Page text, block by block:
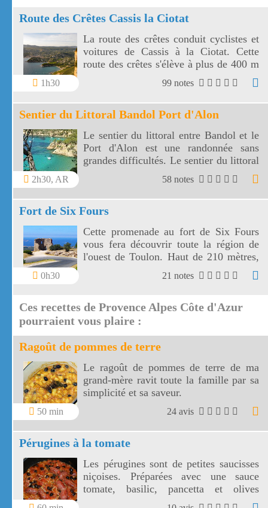
Route des Crêtes Cassis la Ciotat
1h30
La route des crêtes conduit cyclistes et
voitures de Cassis à la Ciotat. Cette
route des crêtes s'élève à plus de 400 m
et surplombe la mer au travers plusieurs
99 notes
Sentier du Littoral Bandol Port d'Alon
2h30, AR
Le sentier du littoral entre Bandol et le
Port d'Alon est une randonnée sans
grandes difficultés. Le sentier du littoral
Bandol Port d'Alon offre des paysages
58 notes
Fort de Six Fours
0h30
Cette promenade au fort de Six Fours
vous fera découvrir toute la région de
l'ouest de Toulon. Haut de 210 mètres,
le fort de Six Fours vous offre un vaste
panorama vers une côte découpée, des
de Marseille.
21 notes
Ces recettes de Provence Alpes Côte d'Azur
pourraient vous plaire :
Ragoût de pommes de terre
50 min
Le ragoût de pommes de terre de ma
grand-mère ravit toute la famille par sa
simplicité et sa saveur.
24 avis
Pérugines à la tomate
Les pérugines sont de petites saucisses
niçoises. Préparées avec une sauce
tomate, basilic, pancetta et olives
niçoises, vos pérugines vont